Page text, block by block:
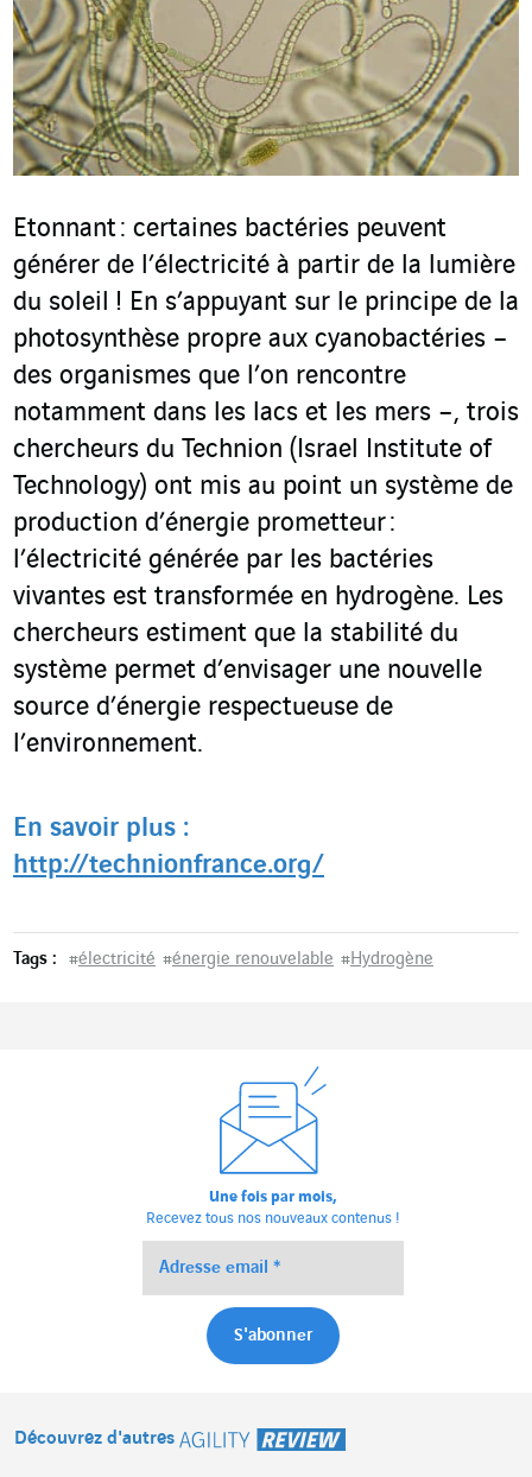
Etonnant : certaines bactéries peuvent
générer de l’électricité à partir de la lumière
du soleil ! En s’appuyant sur le principe de la
photosynthèse propre aux cyanobactéries –
des organismes que l’on rencontre
notamment dans les lacs et les mers –, trois
chercheurs du Technion (Israel Institute of
Technology) ont mis au point un système de
production d’énergie prometteur :
l’électricité générée par les bactéries
vivantes est transformée en hydrogène. Les
chercheurs estiment que la stabilité du
système permet d’envisager une nouvelle
source d’énergie respectueuse de
l’environnement.
En savoir plus :
http://technionfrance.org/
Tags : #électricité #énergie renouvelable #Hydrogène
Une fois par mois,
Recevez tous nos nouveaux contenus !
Découvrez d'autres